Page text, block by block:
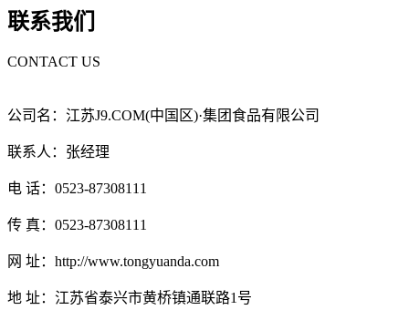
联系我们
CONTACT US
公司名：江苏J9.COM(中国区)·集团食品有限公司
联系人：张经理
电 话：0523-87308111
传 真：0523-87308111
网 址：http://www.tongyuanda.com
地 址：江苏省泰兴市黄桥镇通联路1号